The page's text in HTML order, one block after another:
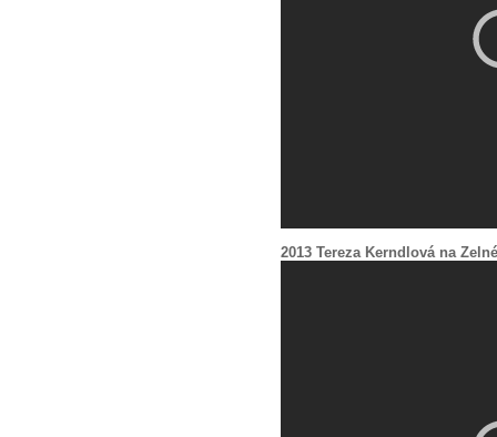
2013 Tereza Kerndlová na